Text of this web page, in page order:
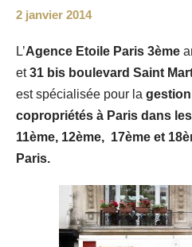
2 janvier 2014
L’Agence Etoile Paris 3ème
et31 bis boulevard Saint
est spécialisée pour la
copropriétés à Paris dans les
11ème, 12ème, 17ème et
Paris.